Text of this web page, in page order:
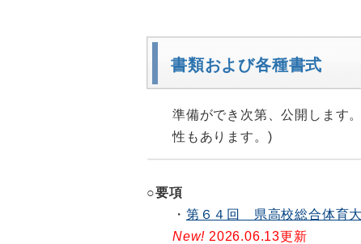
書類郵送先
神奈川工業高等学校定時制
金子 太 宛
2026.05.26更新
【各校顧問向け情報】
書類および各種書式
準備ができ次第、公開します
性もあります。)
○要項
・ 第６４回 県高校総合体育
New! 2026.06.13更新